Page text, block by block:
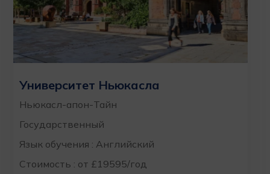
Университет Ньюкасла
Ньюкасл-апон-Тайн
Государственный
Язык обучения : Английский
Стоимость : от £19595/год